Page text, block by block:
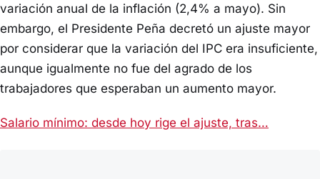
variación anual de la inflación (2,4% a mayo). Sin
embargo, el Presidente Peña decretó un ajuste mayor
por considerar que la variación del IPC era insuficiente,
aunque igualmente no fue del agrado de los
trabajadores que esperaban un aumento mayor.
Salario mínimo: desde hoy rige el ajuste, tras…